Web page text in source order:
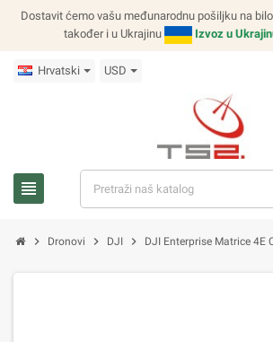
Dostavit ćemo vašu međunarodnu pošiljku na
također i u Ukrajinu
Izvoz u
Hrvatski USD
view_headline
chevron_right Dronovi chevron_right DJI chevron_right DJI Enterprise Matrice 4E